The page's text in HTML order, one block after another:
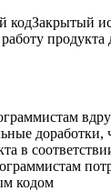
кодЗакрытый
доработки,
в
кодом